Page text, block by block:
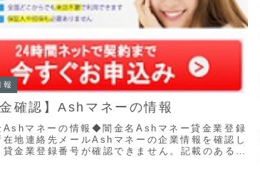
報
金確認】Ashマネーの情報
マネーの情報◆闇金名Ashマネー貸金業登録
在地連絡先メールAshマネーの企業情報を確認し
貸金業登録番号が確認できません。記載のある住